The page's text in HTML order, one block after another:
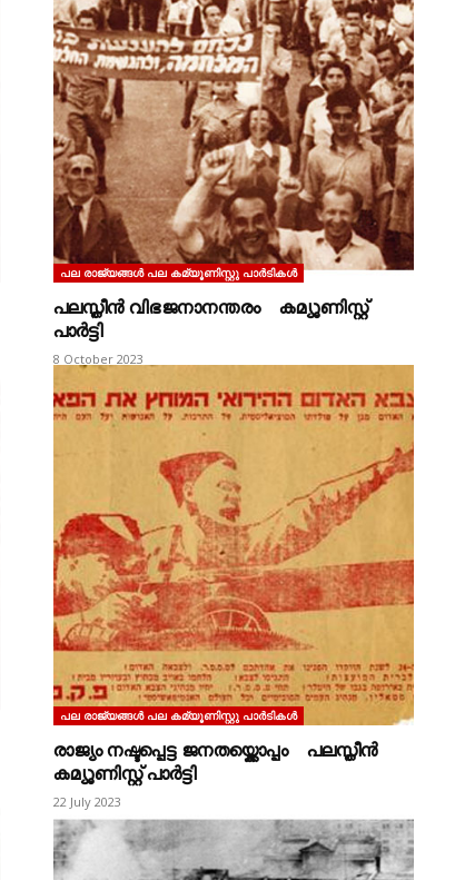
പല രാജ്യങ്ങള്‍ പല കമ്യൂണിസ്റ്റു പാര്‍ടികള്‍
പലസ്തീൻ വിഭജനാനന്തരം കമ്യൂണിസ്റ്റ്
പാർട്ടി
8 October 2023
പല രാജ്യങ്ങള്‍ പല കമ്യൂണിസ്റ്റു പാര്‍ടികള്‍
രാജ്യം നഷ്ടപ്പെട്ട ജനതയ്ക്കൊപ്പം പലസ്തീൻ
കമ്യൂണിസ്റ്റ് പാർട്ടി
22 July 2023